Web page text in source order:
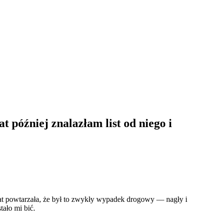
później znalazłam list od niego i
powtarzała, że był to zwykły wypadek drogowy — nagły i
mi bić.